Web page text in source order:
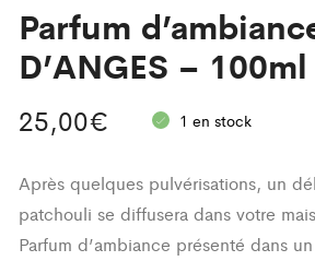
Parfum
D’ANGES – 100ml
25,00€ 1 en stock
Après quelques pulvérisations, un
patchouli se diffusera dans votre
Parfum d’ambiance présenté dans